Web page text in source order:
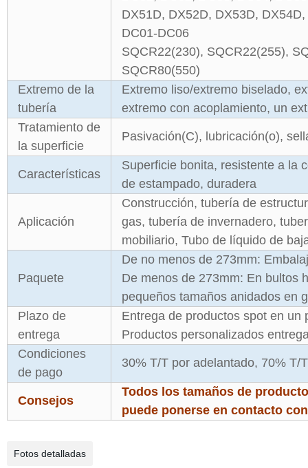
DX51D, DX52D, DX53D,
DC01-DC06
SQCR22(230), SQCR22(255),
SQCR80(550)
Extremo de la
tubería
Extremo liso/extremo biselado,
extremo con acoplamiento, un
Tratamiento de
la superficie
Pasivación(C), lubricación(o),
Características
Superficie bonita, resistente a la
de estampado, duradera
Aplicación
Construcción, tubería de
gas, tubería de invernadero,
mobiliario, Tubo de líquido de
Paquete
De no menos de 273mm:
De menos de 273mm: En bultos
pequeños tamaños anidados en
Plazo de
entrega
Entrega de productos spot en
Productos personalizados
Condiciones
de pago
30% T/T por adelantado, 70% T/
Consejos
Todos los tamaños de
puede ponerse en contacto
Fotos detalladas